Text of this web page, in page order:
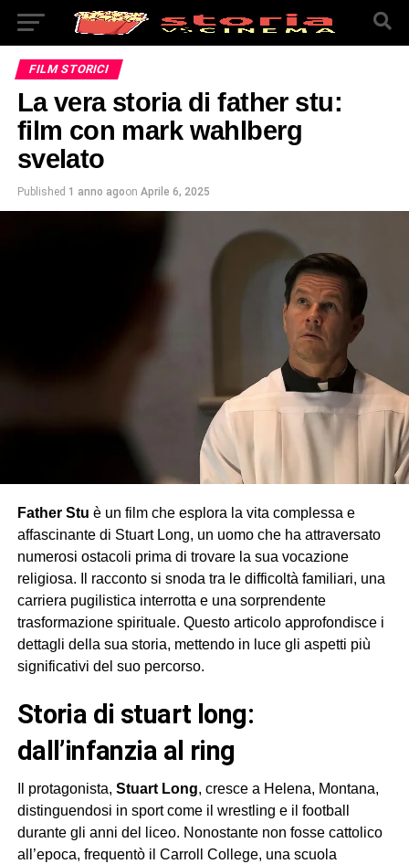
FILM STORICI
La vera storia di father stu:
film con mark wahlberg
svelato
Published 1 anno agoon Aprile 6, 2025
Father Stu è un film che esplora la vita complessa e
affascinante di Stuart Long, un uomo che ha attraversato
numerosi ostacoli prima di trovare la sua vocazione
religiosa. Il racconto si snoda tra le difficoltà familiari, una
carriera pugilistica interrotta e una sorprendente
trasformazione spirituale. Questo articolo approfondisce i
dettagli della sua storia, mettendo in luce gli aspetti più
significativi del suo percorso.
storia di stuart long:
dall’infanzia al ring
Il protagonista, Stuart Long, cresce a Helena, Montana,
distinguendosi in sport come il wrestling e il football
durante gli anni del liceo. Nonostante non fosse cattolico
all’epoca, frequentò il Carroll College, una scuola